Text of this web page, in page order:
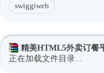
swiggiweb
精美HTML5外卖订餐
正在加载文件目录...